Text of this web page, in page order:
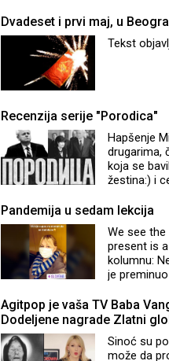
pod
Dvadeset i prvi maj, u
Tekst
Recenzija serije "Porodica"
Hapšenje
drugarima,
koja se
žestina:) i
sad samo
Pandemija u sedam lekcija
We see
present is
kolumnu:
je
sam ušla
vremena
Agitpop je vaša TV Baba
Dodeljene nagrade Zlatni
Sinoć su
može da